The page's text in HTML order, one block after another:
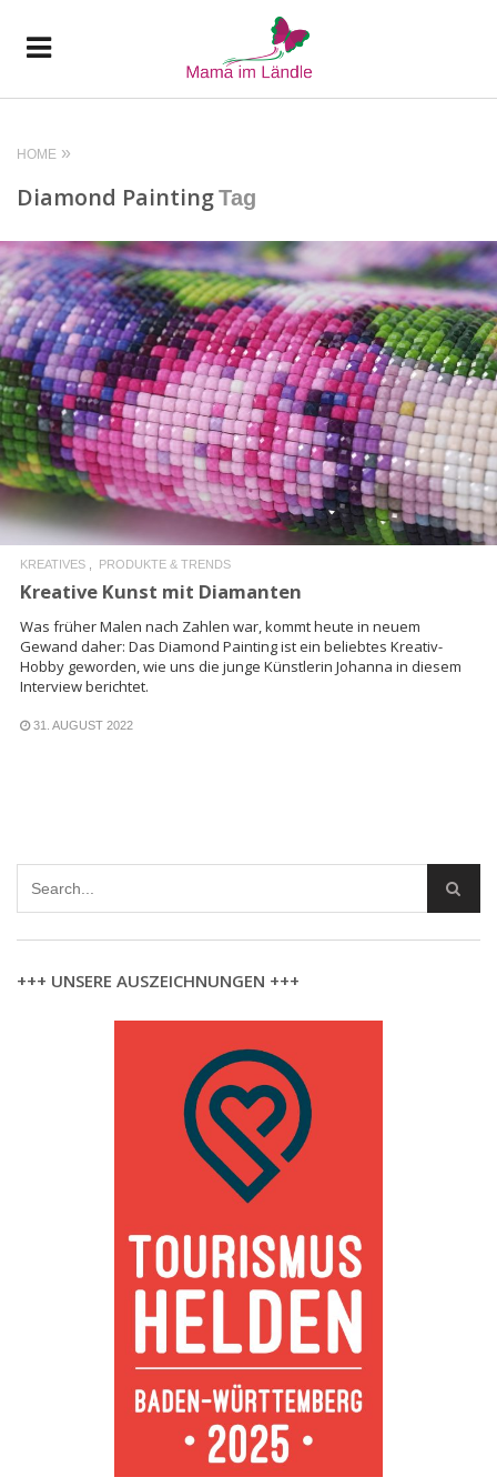
HOME
Diamond PaintingTag
READ MORE
KREATIVES PRODUKTE & TRENDS
Kreative Kunst mit Diamanten
Was früher Malen nach Zahlen war, kommt heute in neuem
Gewand daher: Das Diamond Painting ist ein beliebtes Kreativ-
Hobby geworden, wie uns die junge Künstlerin Johanna in diesem
Interview berichtet.
31. AUGUST 2022
+++ UNSERE AUSZEICHNUNGEN +++